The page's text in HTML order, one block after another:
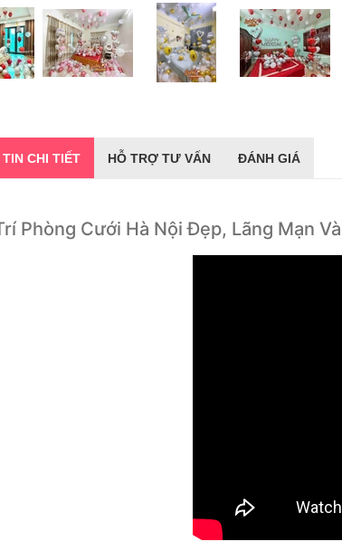
CHI TIẾT HỖ TRỢ TƯ VẤN ĐÁNH GIÁ
Phòng Cưới Hà Nội Đẹp, Lãng Mạn